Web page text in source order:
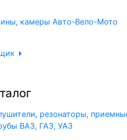
камеры Авто-Вело-Мото
резонаторы,
ВАЗ, ГАЗ, УАЗ